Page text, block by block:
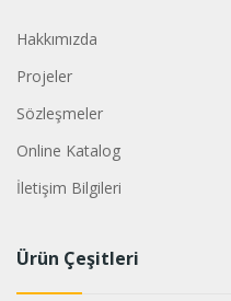
Hakkımızda
Projeler
Sözleşmeler
Online Katalog
İletişim Bilgileri
Ürün Çeşitleri